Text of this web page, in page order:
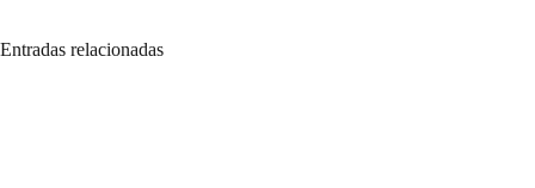
Entradas relacionadas